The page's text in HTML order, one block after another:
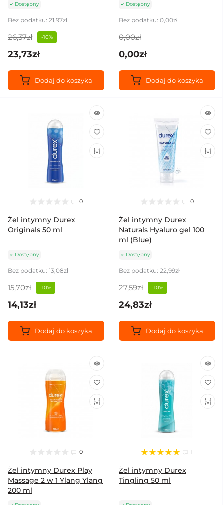
Dostępny
Bez podatku: 21,97zł
26,37zł -10%
23,73zł
Dodaj do koszyka
Dostępny
Bez podatku: 0,00zł
0,00zł
0,00zł
Dodaj do koszyka
0
Żel intymny Durex
Originals 50 ml
Dostępny
Bez podatku: 13,08zł
15,70zł -10%
14,13zł
Dodaj do koszyka
0
Żel intymny Durex
Naturals Hyaluro gel 100
ml (Blue)
Dostępny
Bez podatku: 22,99zł
27,59zł -10%
24,83zł
Dodaj do koszyka
0
Żel intymny Durex Play
Massage 2 w 1 Ylang Ylang
200 ml
1
Żel intymny Durex
Tingling 50 ml